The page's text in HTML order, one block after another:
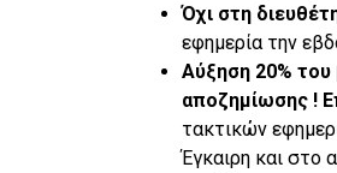
Όχι στη
εφημερία την
Αύξηση 20% του
αποζημίωσης !
τακτικών
Έγκαιρη και στο